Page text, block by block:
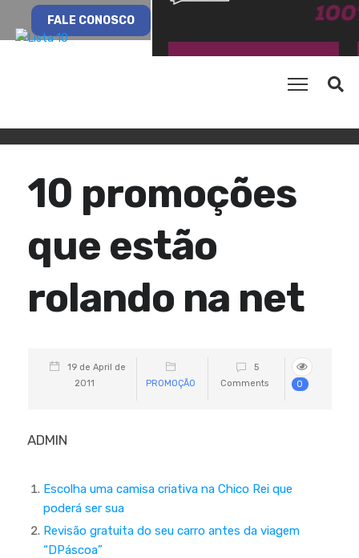
FALE CONOSCO
10 promoções
que estão
rolando na net
19 de April de
2011
PROMOÇÃO
5
Comments
0
ADMIN
Escolha uma camisa criativa na Chico Rei que
poderá ser sua
Revisão gratuita do seu carro antes da viagem
“DPáscoa”